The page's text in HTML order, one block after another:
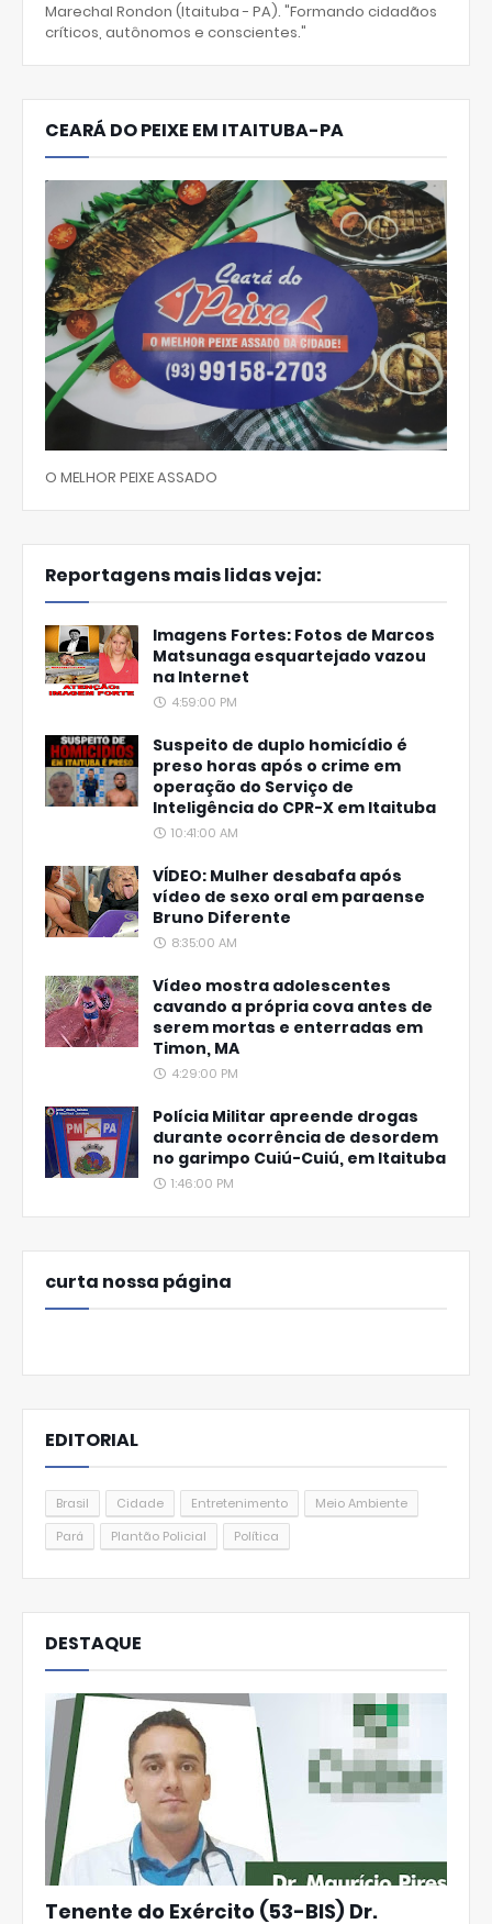
Marechal Rondon (Itaituba - PA). "Formando cidadãos
críticos, autônomos e conscientes."
CEARÁ DO PEIXE EM ITAITUBA-PA
O MELHOR PEIXE ASSADO
Reportagens mais lidas veja:
Imagens Fortes: Fotos de Marcos
Matsunaga esquartejado vazou
na Internet
4:59:00 PM
Suspeito de duplo homicídio é
preso horas após o crime em
operação do Serviço de
Inteligência do CPR-X em Itaituba
10:41:00 AM
VÍDEO: Mulher desabafa após
vídeo de sexo oral em paraense
Bruno Diferente
8:35:00 AM
Vídeo mostra adolescentes
cavando a própria cova antes de
serem mortas e enterradas em
Timon, MA
4:29:00 PM
Polícia Militar apreende drogas
durante ocorrência de desordem
no garimpo Cuiú-Cuiú, em Itaituba
1:46:00 PM
curta nossa página
EDITORIAL
Brasil Cidade Entretenimento
Meio Ambiente
Pará
Plantão Policial Política
DESTAQUE
Tenente do Exército (53-BIS) Dr.